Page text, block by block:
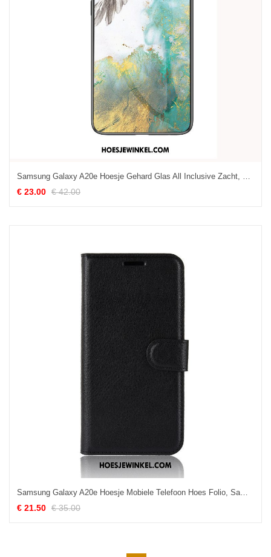
Samsung Galaxy A20e Hoesje Gehard Glas All Inclusive Zacht, Samsung Galaxy A20e Hoesje Hoes Ster
€ 23.00 € 42.00
Samsung Galaxy A20e Hoesje Mobiele Telefoon Hoes Folio, Samsung Galaxy A20e Hoesje Ster Bescherming
€ 21.50 € 35.00